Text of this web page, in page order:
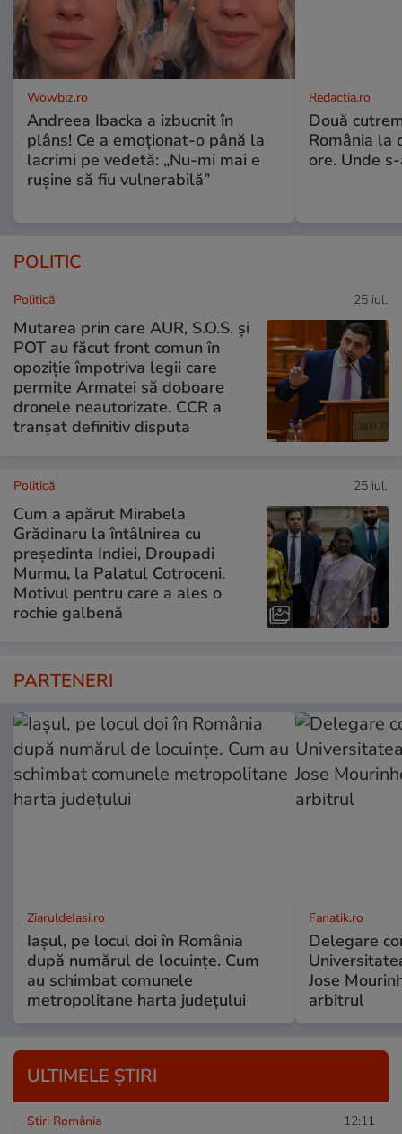
Wowbiz.ro
Andreea Ibacka a izbucnit în
plâns! Ce a emoționat-o până la
lacrimi pe vedetă: „Nu-mi mai e
rușine să fiu vulnerabilă”
Redactia.ro
Două
România la
ore. Unde
POLITIC
Politică 25 iul.
Mutarea prin care AUR, S.O.S. și
POT au făcut front comun în
opoziție împotriva legii care
permite Armatei să doboare
dronele neautorizate. CCR a
tranșat definitiv disputa
Politică 25 iul.
Cum a apărut Mirabela
Grădinaru la întâlnirea cu
președinta Indiei, Droupadi
Murmu, la Palatul Cotroceni.
Motivul pentru care a ales o
rochie galbenă
PARTENERI
ZiaruldeIasi.ro
Iașul, pe locul doi în România
după numărul de locuințe. Cum
au schimbat comunele
metropolitane harta județului
Fanatik.ro
Delegare
Jose
arbitrul
ULTIMELE ȘTIRI
Știri România 12:11